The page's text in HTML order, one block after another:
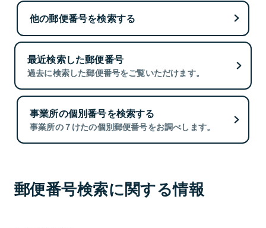
他の郵便番号を検索する
最近検索した郵便番号
過去に検索した郵便番号をご覧いただけます。
事業所の個別番号を検索する
事業所の７けたの個別郵便番号をお調べします。
郵便番号検索に関する情報